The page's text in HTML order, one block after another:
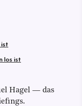
los ist
Hagel — das